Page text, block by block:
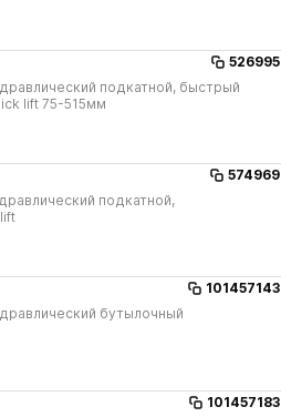
526995
подкатной, быстрый
lift 75-515мм
574969
подкатной,
101457143
бутылочный
101457183